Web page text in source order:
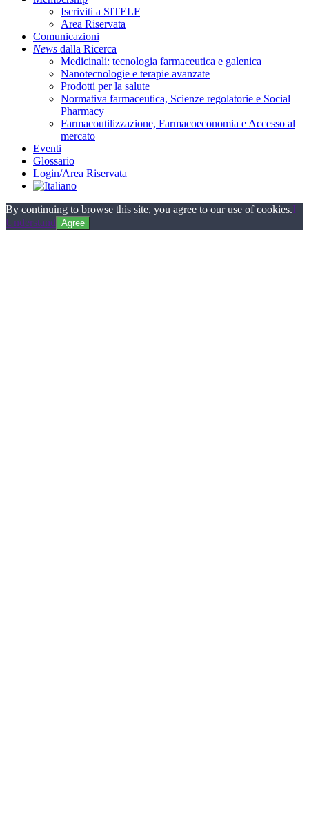
Iscriviti a SITELF
Area Riservata
Comunicazioni
News dalla Ricerca
Medicinali: tecnologia farmaceutica e galenica
Nanotecnologie e terapie avanzate
Prodotti per la salute
Normativa farmaceutica, Scienze regolatorie e Social
Pharmacy
Farmacoutilizzazione, Farmacoeconomia e Accesso al
mercato
Eventi
Glossario
Login/Area Riservata
By continuing to browse this site, you agree to our use of cookies.I
Understand Agree